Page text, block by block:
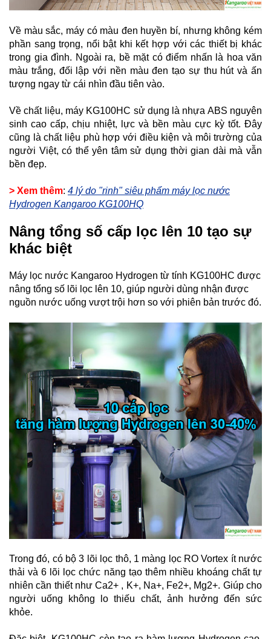
VỤ
KINH
NGHIỆM
HAY
GIỚI
THIỆU
Về màu sắc, máy có màu đen huyền bí, nhưng không kém
phần sang trọng, nổi bật khi kết hợp với các thiết bị khác
trong gia đình. Ngoài ra, bề mặt có điểm nhấn là hoa văn
màu trắng, đối lập với nền màu đen tạo sự thu hút và ấn
tượng ngay từ cái nhìn đầu tiên vào.
Về chất liệu, máy KG100HC sử dụng là nhựa ABS nguyên
sinh cao cấp, chịu nhiệt, lực và bền màu cực kỳ tốt. Đây
cũng là chất liệu phù hợp với điều kiện và môi trường của
người Việt, có thể yên tâm sử dụng thời gian dài mà vẫn
bền đẹp.
> Xem thêm: 4 lý do "rinh" siêu phẩm máy lọc nước
Hydrogen Kangaroo KG100HQ
Nâng tổng số cấp lọc lên 10 tạo sự
khác biệt
Máy lọc nước Kangaroo Hydrogen từ tính KG100HC được
nâng tổng số lõi lọc lên 10, giúp người dùng nhận được
nguồn nước uống vượt trội hơn so với phiên bản trước đó.
Trong đó, có bộ 3 lõi lọc thô, 1 màng lọc RO Vortex ít nước
thải và 6 lõi lọc chức năng tạo thêm nhiều khoáng chất tự
nhiên cần thiết như Ca2+ , K+, Na+, Fe2+, Mg2+. Giúp cho
người uống không lo thiếu chất, ảnh hưởng đến sức
khỏe.